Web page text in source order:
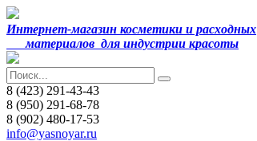
Интернет-магазин косметики и расходных
материалов для индустрии красоты
8 (423) 291-43-43
8 (950) 291-68-78
8 (902) 480-17-53
info@yasnoyar.ru